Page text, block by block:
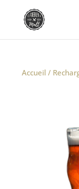
Accueil /